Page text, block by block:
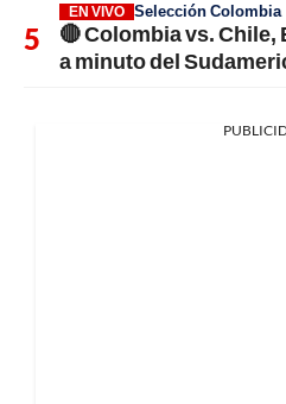
EN VIVO Selección Colombia
🔴 Colombia vs. Chile,
a minuto del